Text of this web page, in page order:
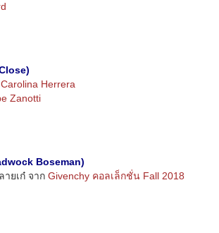
Carolina Herrera
Zanotti
Boseman)
ยเก๋ จาก Givenchy คอลเล็กชั่น Fall 2018